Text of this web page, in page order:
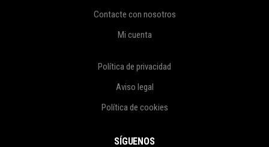
Contacte con nosotros
Mi cuenta
Política de privacidad
Aviso legal
Política de cookies
SÍGUENOS